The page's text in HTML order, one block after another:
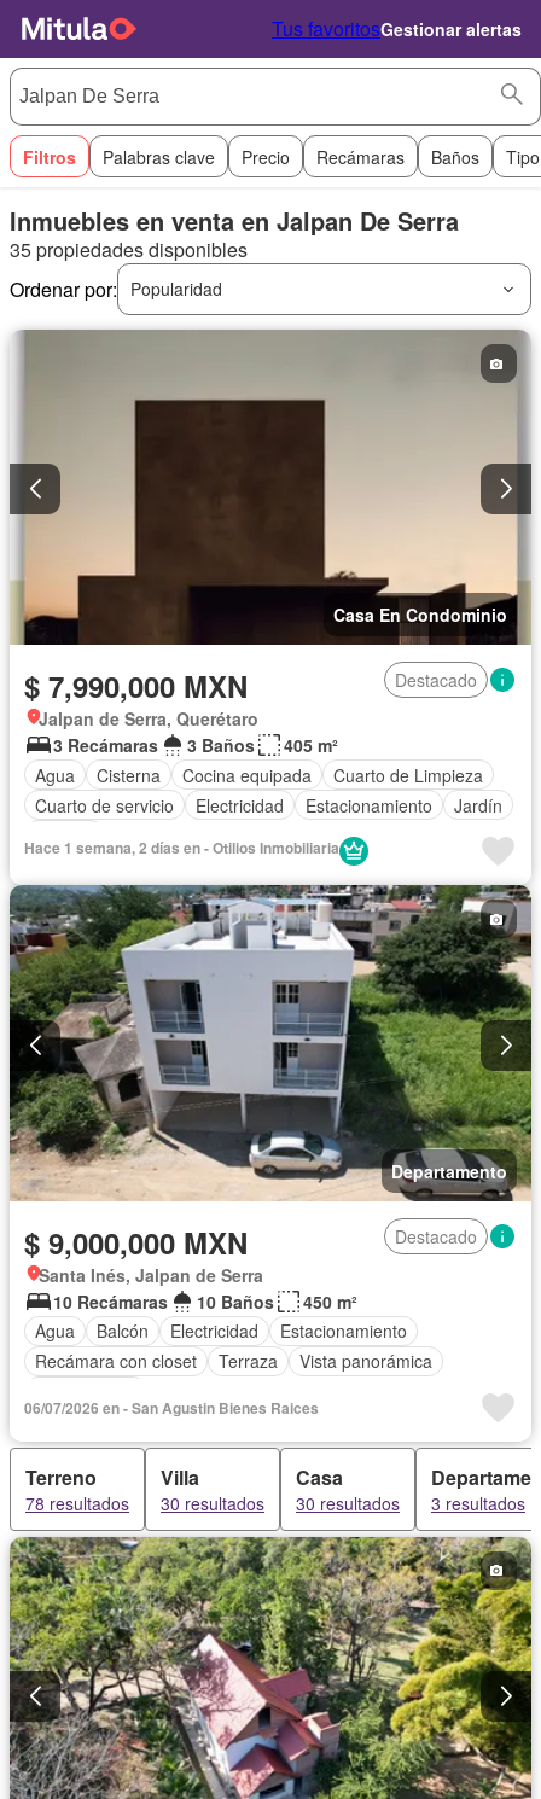
Tus favoritosGestionar alertas
Filtros Palabras clave Precio Recámaras Baños
Inmuebles en venta en Jalpan De Serra
35 propiedades disponibles
Ordenar por:
Popularidad
Casa En Condominio
$ 7,990,000 MXN
Destacado
Jalpan de Serra, Querétaro
3 Recámaras
3 Baños
405 m²
Agua
Cisterna Cocina equipada
Cuarto de Limpieza
Cuarto de servicio
Electricidad Estacionamiento
Jardín
Hace 1 semana, 2 días en - Otilios Inmobiliaria
Departamento
$ 9,000,000 MXN
Destacado
Santa Inés, Jalpan de Serra
10 Recámaras
10 Baños
450 m²
Agua
Balcón Electricidad
Estacionamiento
Recámara con closet
Terraza
Vista panorámica
06/07/2026 en - San Agustin Bienes Raices
Terreno
78 resultados
Villa
30 resultados
Casa
30 resultados 3 resultados